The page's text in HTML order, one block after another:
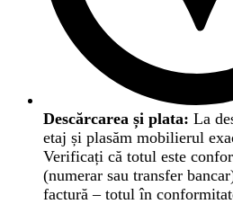
Descărcarea și plata: La
etaj și plasăm mobilierul
Verificați că totul este
(numerar sau transfer
factură – totul în